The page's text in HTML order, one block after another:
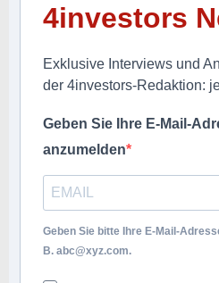
4investors
Exklusive Interviews und
der 4investors-Redaktion:
Geben Sie Ihre E-Mail-
anzumelden
Geben Sie bitte Ihre E-Mail-
B. abc@xyz.com.